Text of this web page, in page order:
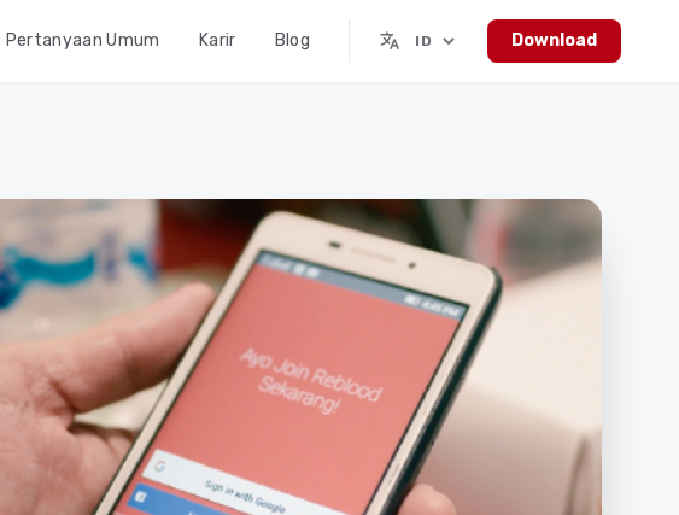
Pertanyaan Umum Karir Blog Download